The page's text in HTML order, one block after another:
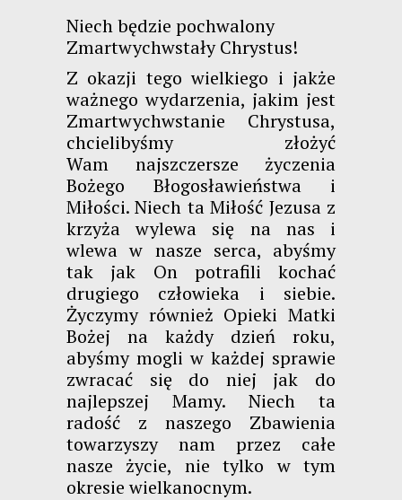
Niech będzie pochwalony
Zmartwychwstały Chrystus!
Z okazji tego wielkiego i jakże
ważnego wydarzenia, jakim jest
Zmartwychwstanie Chrystusa,
chcielibyśmy złożyć
Wam najszczersze życzenia
Bożego Błogosławieństwa i
Miłości. Niech ta Miłość Jezusa z
krzyża wylewa się na nas i
wlewa w nasze serca, abyśmy
tak jak On potrafili kochać
drugiego człowieka i siebie.
Życzymy również Opieki Matki
Bożej na każdy dzień roku,
abyśmy mogli w każdej sprawie
zwracać się do niej jak do
najlepszej Mamy. Niech ta
radość z naszego Zbawienia
towarzyszy nam przez całe
nasze życie, nie tylko w tym
okresie wielkanocnym.